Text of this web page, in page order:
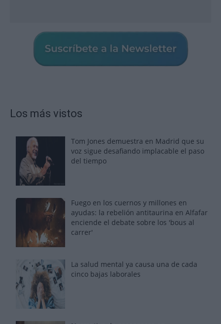
Los más vistos
Tom Jones demuestra en Madrid que su
voz sigue desafiando implacable el paso
del tiempo
Fuego en los cuernos y millones en
ayudas: la rebelión antitaurina en Alfafar
enciende el debate sobre los 'bous al
carrer'
La salud mental ya causa una de cada
cinco bajas laborales